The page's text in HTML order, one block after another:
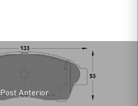
Post Anterior